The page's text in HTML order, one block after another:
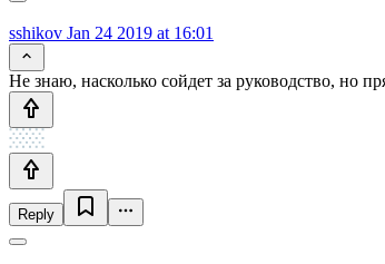
sshikov Jan 24 2019 at 16:01
Не знаю, насколько сойдет за руководство, но
Reply